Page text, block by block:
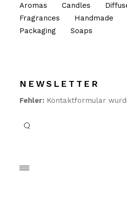
Aromas Candles
Fragrances
Handmade
Packaging
Soaps
NEWSLETTER
Fehler: Kontaktformular